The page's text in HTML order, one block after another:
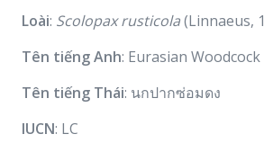
Loài: Scolopax rusticola(Linnaeus,
Tên tiếng Anh: Eurasian Woodcock
Tên tiếng Thái: นกปากซ่อมดง
IUCN: LC